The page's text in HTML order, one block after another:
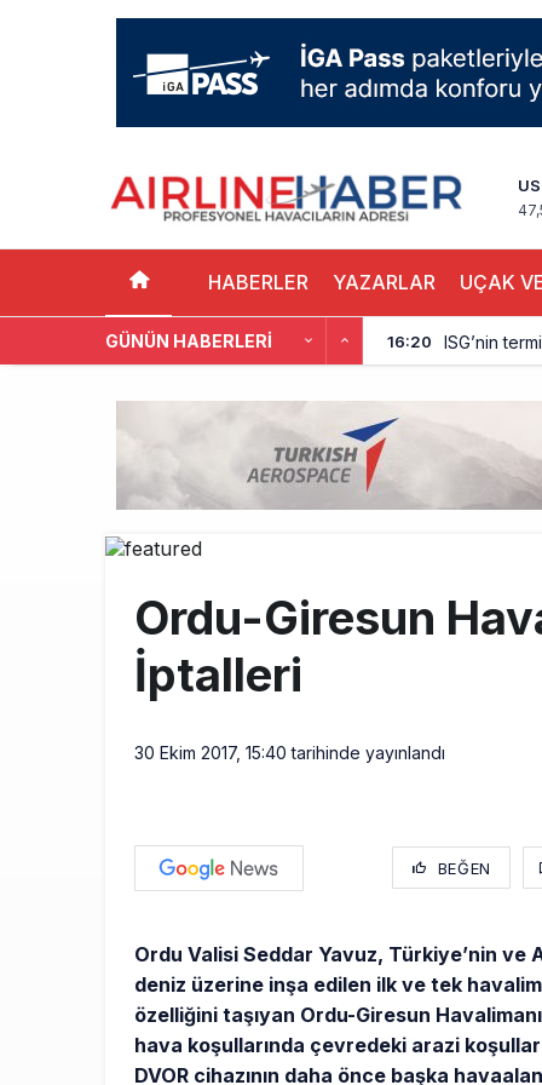
HABERLER YAZARLAR UÇAK
GÜNÜN HABERLERI 16:20 ISG’nin
THY’nin
Pegasus,
22:26
Ordu-Giresun
İptalleri
30 Ekim 2017, 15:40 tarihinde yayınlandı
BEĞEN
Ordu Valisi Seddar Yavuz, Türkiye’nin ve
deniz üzerine inşa edilen ilk ve tek
özelliğini taşıyan Ordu-Giresun
hava koşullarında çevredeki arazi
DVOR cihazının daha önce başka